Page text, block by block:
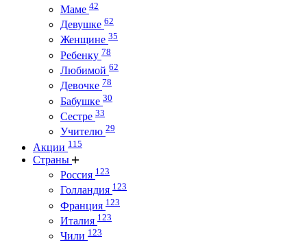
Маме 42
Девушке 62
Женщине 35
Ребенку 78
Любимой 62
Девочке 78
Бабушке 30
Сестре 33
Учителю 29
Акции 115
Страны
Россия 123
Голландия 123
Франция 123
Италия 123
Чили 123